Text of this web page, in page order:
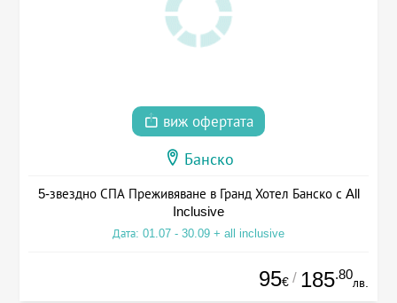
виж офертата
Банско
5-звездно СПА Преживяване в Гранд Хотел Банско с All
Inclusive
Дата: 01.07 - 30.09 + all inclusive
95€ / 185.80
лв.